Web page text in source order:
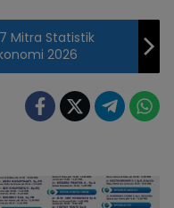
Mitra Statistik
2026